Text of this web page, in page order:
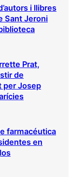
i llibres
Sant Jeroni
Prat,
de
per Josep
farmacéutica
en